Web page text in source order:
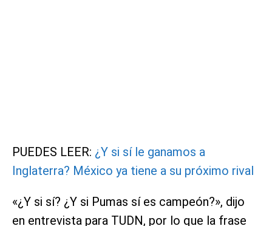
PUEDES LEER: ¿Y si sí le ganamos a
Inglaterra? México ya tiene a su próximo rival
«¿Y si sí? ¿Y si Pumas sí es campeón?», dijo
en entrevista para TUDN, por lo que la frase